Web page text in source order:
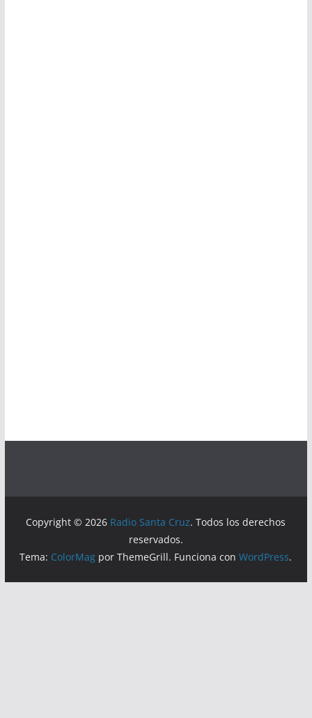
Copyright © 2026 Radio Santa Cruz. Todos los derechos
reservados.
Tema: ColorMag por ThemeGrill. Funciona conWordPress.